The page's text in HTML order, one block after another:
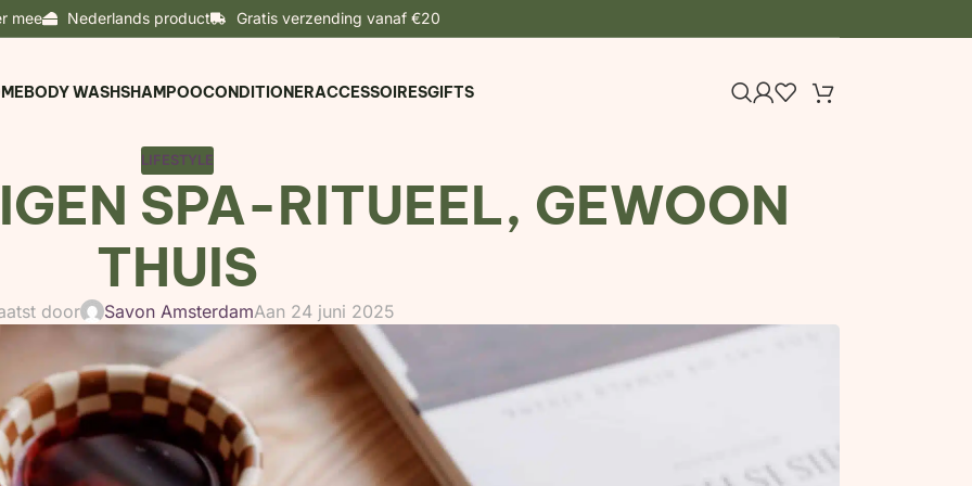
mee Nederlands product Gratis verzending vanaf €20
BODY WASHSHAMPOOCONDITIONERACCESSOIRESGIFTS
LIFESTYLE
SPA-RITUEEL, GEWOON
THUIS
door Savon AmsterdamAan 24 juni 2025